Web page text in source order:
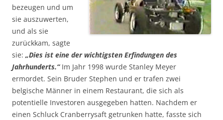
bezeugen und um
sie auszuwerten,
und als sie
zurückkam, sagte
sie: „Dies ist eine der wichtigsten Erfindungen des
Jahrhunderts.“Im Jahr 1998 wurde Stanley Meyer
ermordet. Sein Bruder Stephen und er trafen zwei
belgische Männer in einem Restaurant, die sich als
potentielle Investoren ausgegeben hatten. Nachdem er
einen Schluck Cranberrysaft getrunken hatte, fasste sich